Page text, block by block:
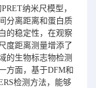
纳米尺模型，
分离距离和蛋白质
的稳定性，在观察
度距离测量增添了
的生物标志物检测
方面，基于DFM和
检测方法，能够